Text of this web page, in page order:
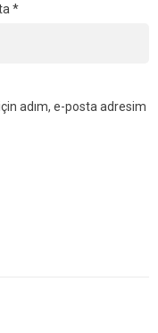
*
adım, e-posta adresim